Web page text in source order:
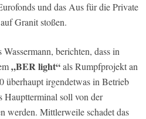
und das Aus für die Private
Granit stoßen.
berichten, dass in
„BER light“als Rumpfprojekt an
überhaupt irgendetwas in Betrieb
Hauptterminal soll von der
werden. Mittlerweile schadet das